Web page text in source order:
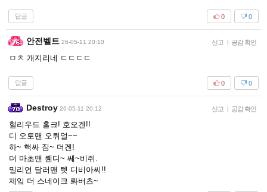
답글 0
0
안전벨트 26-05-11 20:10 신고 | 공감 확인
ㅁㅊ 개지리네 ㄷㄷㄷㄷ
답글 0
0
Destroy 26-05-11 20:12 신고 | 공감 확인
헐리우드 홀크! 호오겐!!
디 오토맨 오뤼얼~~
하~ 핵싸 짐~ 더겐!
더 마초맨 뤤디~ 쎄~비쥐.
밀리언 달러맨 텟 디비아씨!!
제잌 더 스네이크 롸버츠~